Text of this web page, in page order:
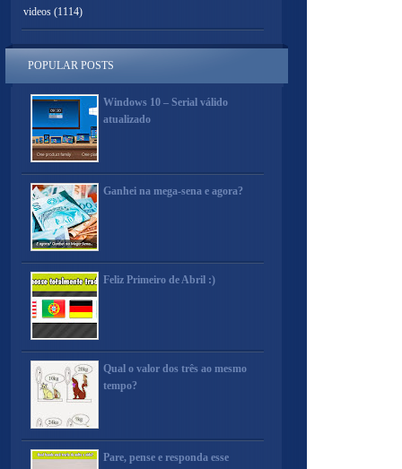
videos (1114)
POPULAR POSTS
Windows 10 – Serial válido
atualizado
Ganhei na mega-sena e agora?
Feliz Primeiro de Abril :)
Qual o valor dos três ao mesmo
tempo?
Pare, pense e responda esse